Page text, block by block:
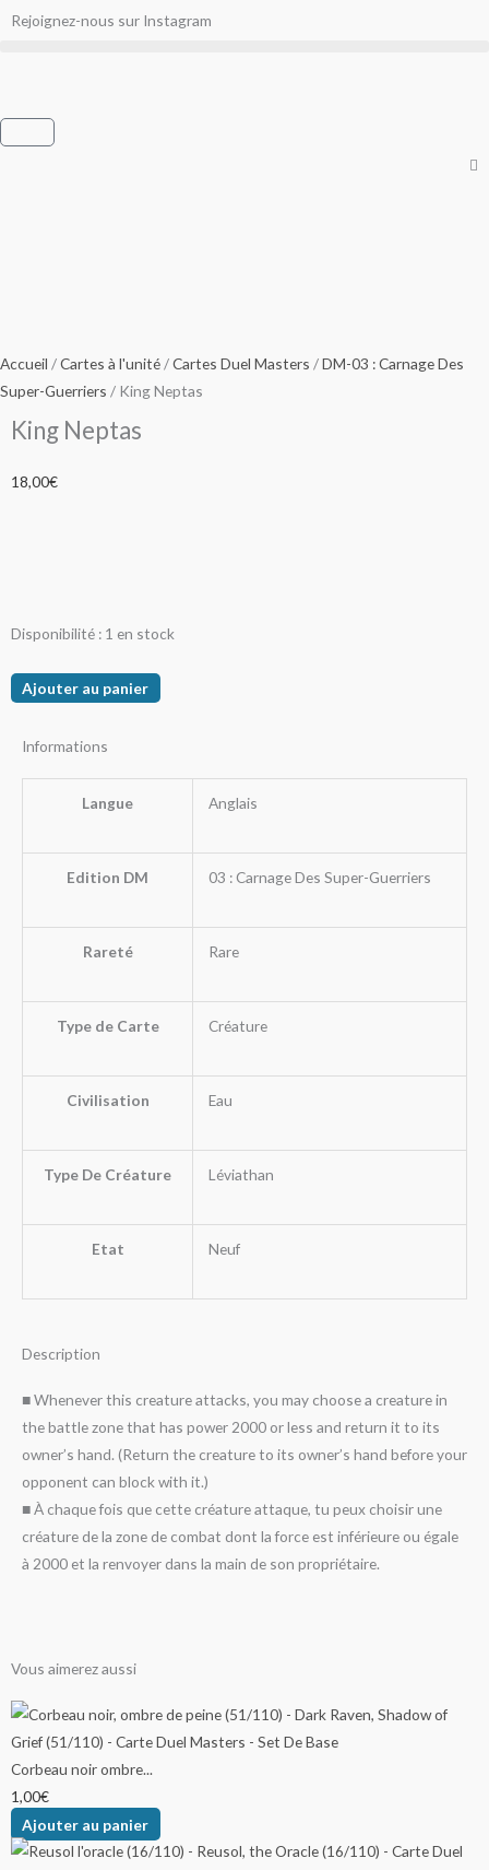
AllerRejoignez-nous sur Instagram
Panier
Accueil /Cartes à l'unité/Cartes Duel Masters /DM-03 : Carnage Des
Super-Guerriers / King Neptas
King Neptas
18,00€
Disponibilité : 1 en stock
quantité
King
Ajouter au panier
Informations
Langue Anglais
Edition DM 03 : Carnage Des Super-Guerriers
Rareté Rare
Type de Carte Créature
Civilisation Eau
Type De Créature Léviathan
Etat Neuf
Description
■ Whenever this creature attacks, you may choose a creature in
the battle zone that has power 2000 or less and return it to its
owner’s hand. (Return the creature to its owner’s hand before your
opponent can block with it.)
■ À chaque fois que cette créature attaque, tu peux choisir une
créature de la zone de combat dont la force est inférieure ou égale
à 2000 et la renvoyer dans la main de son propriétaire.
Vous aimerez aussi
Corbeau noir ombre...
1,00€
Ajouter au panier
Plage
de
prix :
à
29,00€
Ce
produit
Les
Plage
de
prix :
à
89,00€
Ce
produit
Les
Plage
de
prix :
à
39,00€
Ce
produit
Les